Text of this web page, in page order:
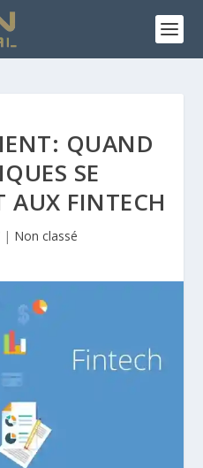
QUAND
SE
AUX FINTECH
| Non classé